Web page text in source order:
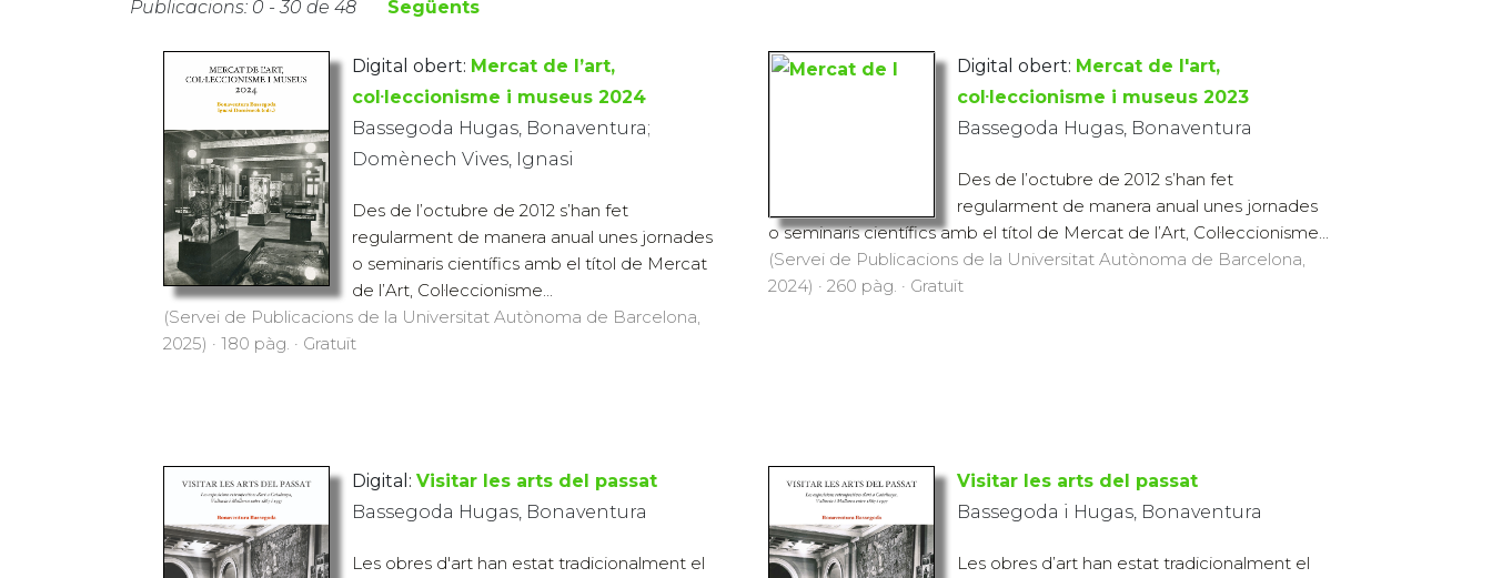
Publicacions: 0 - 30 de 48 Següents
Digital obert: Mercat de l’art,
col·leccionisme i museus 2024
Bassegoda Hugas, Bonaventura;
Domènech Vives, Ignasi
Des de l’octubre de 2012 s’han fet
regularment de manera anual unes jornades
o seminaris científics amb el títol de Mercat
de l’Art, Col·leccionisme...
(Servei de Publicacions de la Universitat Autònoma de Barcelona,
2025) · 180 pàg. · Gratuït
Digital obert: Mercat de l'art,
col·leccionisme i museus 2023
Bassegoda Hugas, Bonaventura
Des de l’octubre de 2012 s’han fet
regularment de manera anual unes jornades
o seminaris científics amb el títol de Mercat de l’Art, Col·leccionisme...
(Servei de Publicacions de la Universitat Autònoma de Barcelona,
2024) · 260 pàg. · Gratuït
Digital: Visitar les arts del passat
Bassegoda Hugas, Bonaventura
Les obres d'art han estat tradicionalment el
Visitar les arts del passat
Bassegoda i Hugas, Bonaventura
Les obres d’art han estat tradicionalment el